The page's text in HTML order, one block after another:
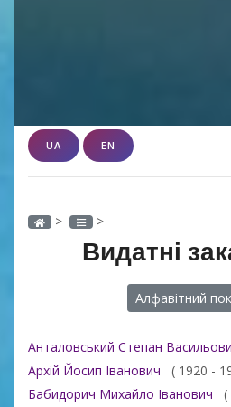
UA EN
> >
Видатні
Алфавітний
Анталовський Степан
Архій Йосип Іванович ( 1920 -
Бабидорич Михайло Іванович (